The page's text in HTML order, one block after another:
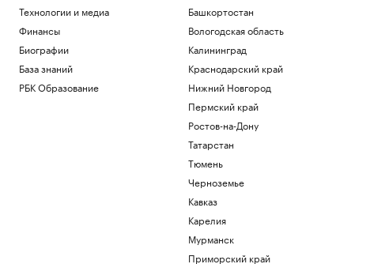
Технологии и медиа
Финансы
Биографии
База знаний
РБК Образование
Башкортостан
Вологодская область
Калининград
Краснодарский край
Нижний Новгород
Пермский край
Ростов-на-Дону
Татарстан
Тюмень
Черноземье
Кавказ
Карелия
Мурманск
Приморский край